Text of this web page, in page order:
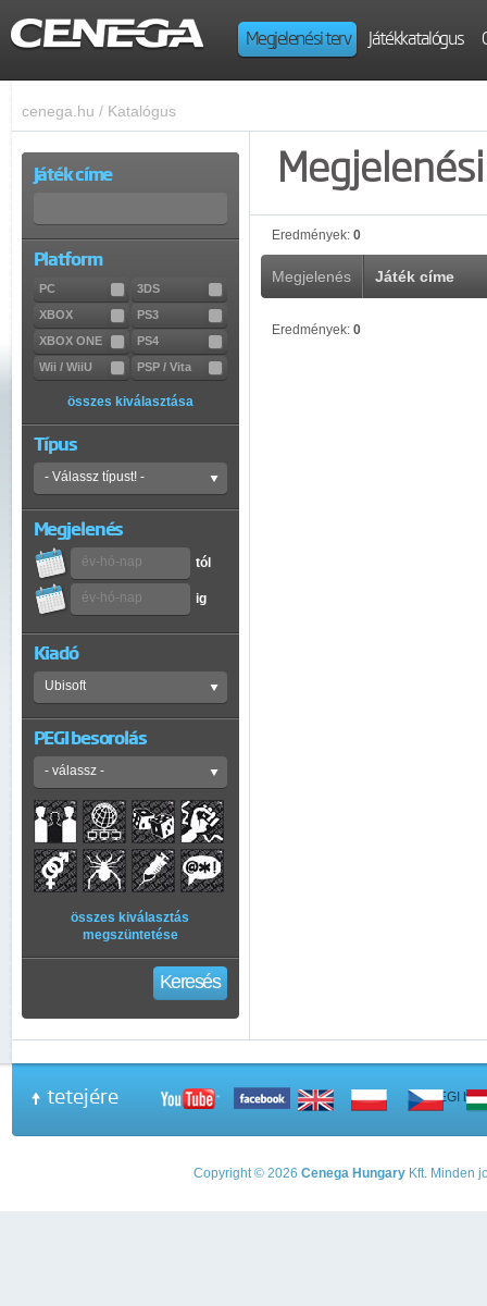
Megjelenési terv Játékkatalógus
cenega.hu / Katalógus
Játék címe
Platform
PC
3DS
XBOX
PS3
XBOX ONE
PS4
Wii / WiiU
PSP / Vita
összes kiválasztása
Típus
Megjelenés
tól
ig
Kiadó
PEGI besorolás
összes kiválasztás
megszüntetése
Keresés
Eredmények: 0
Megjelenés Játék címe
Eredmények: 0
tetejére A PEGI
Copyright © 2026 Cenega Hungary Kft. Minden